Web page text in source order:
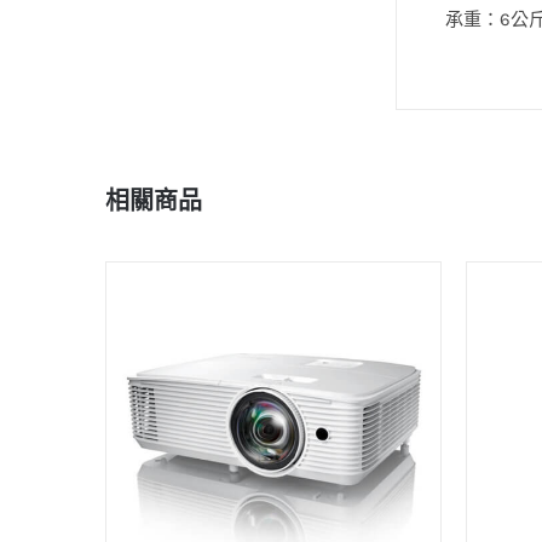
承重：6公
相關商品